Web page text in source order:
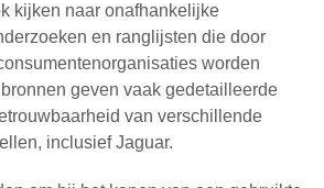
kijken naar onafhankelijke
en ranglijsten die door
worden
geven vaak gedetailleerde
van verschillende
inclusief Jaguar.